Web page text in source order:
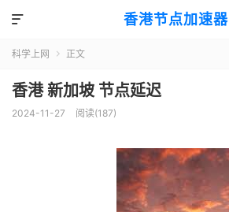
香港节点加速器

科学上网  正文
香港 新加坡 节点延迟
2024-11-27 阅读(187)